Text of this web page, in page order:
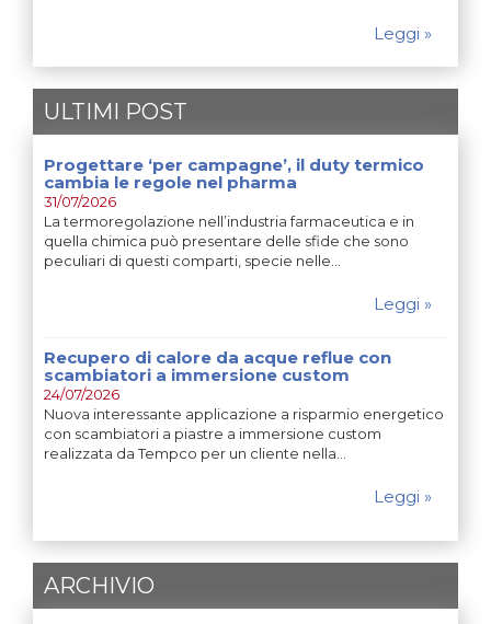
Leggi »
ULTIMI POST
Progettare ‘per campagne’, il duty termico
cambia le regole nel pharma
31/07/2026
La termoregolazione nell’industria farmaceutica e in
quella chimica può presentare delle sfide che sono
peculiari di questi comparti, specie nelle…
Leggi »
Recupero di calore da acque reflue con
scambiatori a immersione custom
24/07/2026
Nuova interessante applicazione a risparmio energetico
con scambiatori a piastre a immersione custom
realizzata da Tempco per un cliente nella…
Leggi »
ARCHIVIO